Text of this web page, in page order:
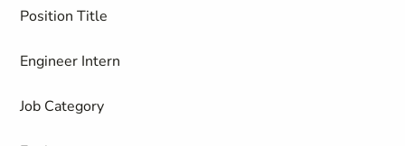
Position Title
Engineer Intern
Job Category